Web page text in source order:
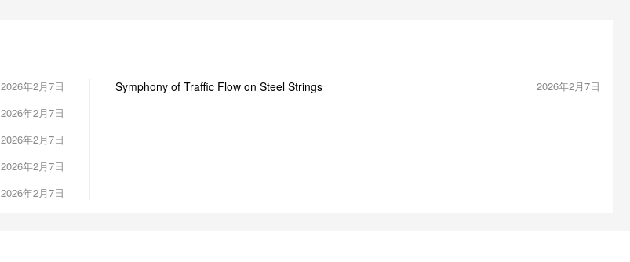
2026年2月7日
2026年2月7日
2026年2月7日
2026年2月7日
2026年2月7日
Symphony of Traffic Flow on Steel Strings 2026年2月7日